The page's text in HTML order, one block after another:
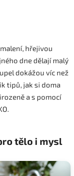
hřejivou
dne dělají malý
dokážou víc než
tipů, jak si doma
a s pomocí
tělo i mysl